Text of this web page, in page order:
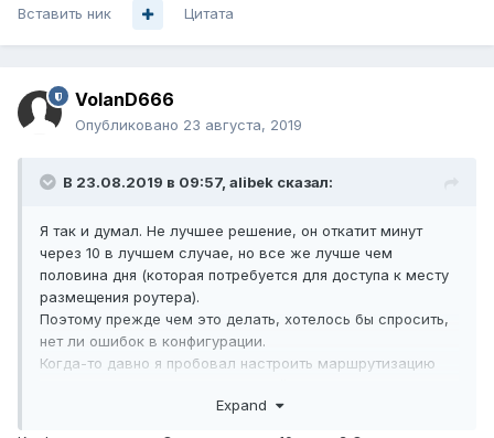
Вставить ник Цитата
VolanD666
Опубликовано 23 августа, 2019
В 23.08.2019 в 09:57, alibek сказал:
Я так и думал. Не лучшее решение, он откатит минут
через 10 в лучшем случае, но все же лучше чем
половина дня (которая потребуется для доступа к месту
размещения роутера).
Поэтому прежде чем это делать, хотелось бы спросить,
нет ли ошибок в конфигурации.
Когда-то давно я пробовал настроить маршрутизацию
помню что это у меня так и не получилось.
Expand